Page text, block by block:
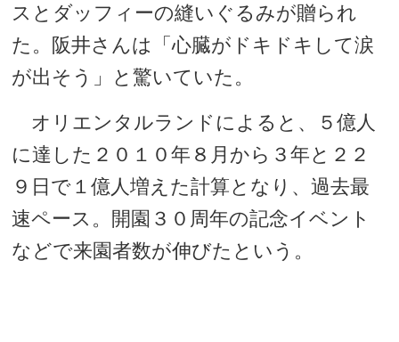
スとダッフィーの縫いぐるみが贈られ
た。阪井さんは「心臓がドキドキして涙
が出そう」と驚いていた。
オリエンタルランドによると、５億人
に達した２０１０年８月から３年と２２
９日で１億人増えた計算となり、過去最
速ペース。開園３０周年の記念イベント
などで来園者数が伸びたという。